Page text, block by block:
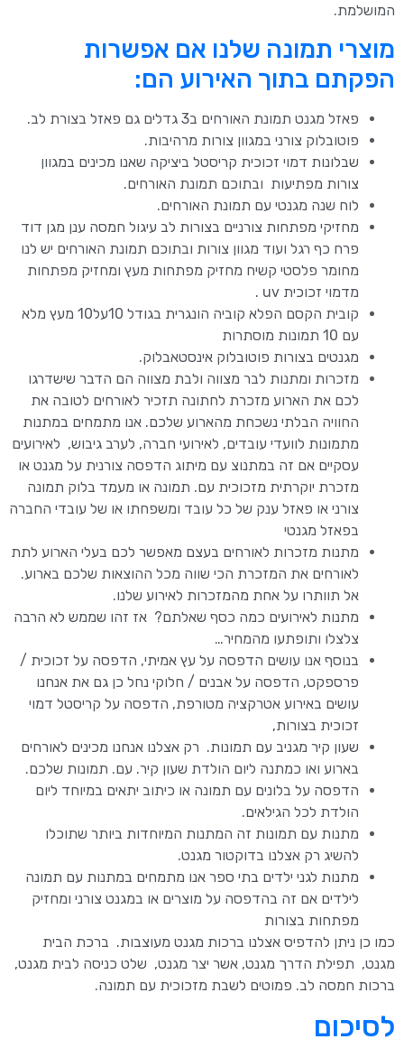
המושלמת.
מוצרי תמונה שלנו אם אפשרות
הפקתם בתוך האירוע הם:
פאזל מגנט תמונת האורחים ב3 גדלים גם פאזל בצורת לב.
פוטובלוק צורני במגוון צורות מרהיבות.
שבלונות דמוי זכוכית קריסטל ביציקה שאנו מכינים במגוון
צורות מפתיעות ובתוכם תמונת האורחים.
לוח שנה מגנטי עם תמונת האורחים.
מחזיקי מפתחות צורניים בצורות לב עיגול חמסה ענן מגן דוד
פרח כף רגל ועוד מגוון צורות ובתוכם תמונת האורחים יש לנו
מחומר פלסטי קשיח מחזיק מפתחות מעץ ומחזיק מפתחות
מדמוי זכוכית uv .
קובית הקסם הפלא קוביה הונגרית בגודל 10על10 מעץ מלא
עם 10 תמונות מוסתרות
מגנטים בצורות פוטובלוק אינסטאבלוק.
מזכרות ומתנות לבר מצווה ולבת מצווה הם הדבר שישדרגו
לכם את הארוע מזכרת לחתונה תזכיר לאורחים לטובה את
החוויה הבלתי נשכחת מהארוע שלכם. אנו מתמחים במתנות
מתמונות לוועדי עובדים, לאירועי חברה, לערב גיבוש, לאירועים
עסקיים אם זה במתנוצ עם מיתוג הדפסה צורנית על מגנט או
מזכרת יוקרתית מזכוכית עם. תמונה או מעמד בלוק תמונה
צורני או פאזל ענק של כל עובד ומשפחתו או של עובדי החברה
בפאזל מגנטי
מתנות מזכרות לאורחים בעצם מאפשר לכם בעלי הארוע לתת
לאורחים את המזכרת הכי שווה מכל ההוצאות שלכם בארוע.
אל תוותרו על אחת מהמזכרות לאירוע שלנו.
מתנות לאירועים כמה כסף שאלתם? אז זהו שממש לא הרבה
צלצלו ותופתעו מהמחיר…
בנוסף אנו עושים הדפסה על עץ אמיתי, הדפסה על זכוכית /
פרספקט, הדפסה על אבנים / חלוקי נחל כן גם את אנחנו
עושים באירוע אטרקציה מטורפת, הדפסה על קריסטל דמוי
זכוכית בצורות,
שעון קיר מגניב עם תמונות. רק אצלנו אנחנו מכינים לאורחים
בארוע ואו כמתנה ליום הולדת שעון קיר. עם. תמונות שלכם.
הדפסה על בלונים עם תמונה או כיתוב יתאים במיוחד ליום
הולדת לכל הגילאים.
מתנות עם תמונות זה המתנות המיוחדות ביותר שתוכלו
להשיג רק אצלנו בדוקטור מגנט.
מתנות לגני ילדים בתי ספר אנו מתמחים במתנות עם תמונה
לילדים אם זה בהדפסה על מוצרים או במגנט צורני ומחזיק
מפתחות בצורות
כמו כן ניתן להדפיס אצלנו ברכות מגנט מעוצבות. ברכת הבית
מגנט, תפילת הדרך מגנט, אשר יצר מגנט, שלט כניסה לבית מגנט,
ברכות חמסה לב. פמוטים לשבת מזכוכית עם תמונה.
לסיכום